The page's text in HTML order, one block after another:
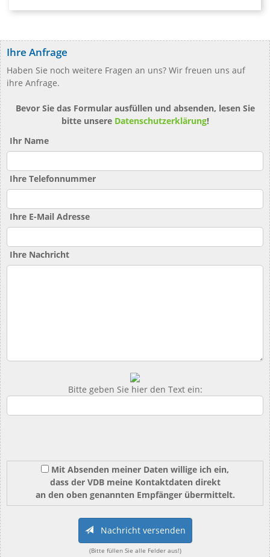
Ihre Anfrage
Haben Sie noch weitere Fragen an uns? Wir freuen uns auf
ihre Anfrage.
Bevor Sie das Formular ausfüllen und absenden, lesen Sie
bitte unsere Datenschutzerklärung!
Ihr Name
Ihre Telefonnummer
Ihre E-Mail Adresse
Ihre Nachricht
Bitte geben Sie hier den Text ein:
Mit Absenden meiner Daten willige ich ein,
dass der VDB meine Kontaktdaten direkt
an den oben genannten Empfänger übermittelt.
Nachricht versenden
(Bitte füllen Sie alle Felder aus!)